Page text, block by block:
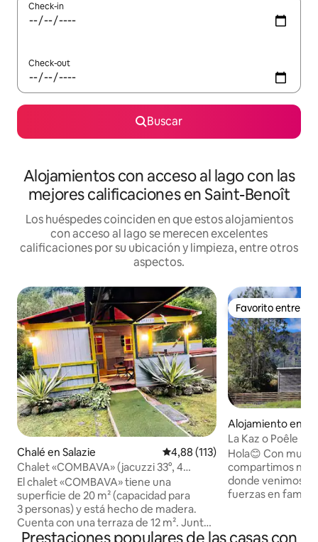
Check-in
Check-out
Buscar
Alojamientos con acceso al lago con las
mejores calificaciones en Saint-Benoît
Los huéspedes coinciden en que estos alojamientos
con acceso al lago se merecen excelentes
calificaciones por su ubicación y limpieza, entre otros
aspectos.
Chalé en Salazie Calificación promedio: 4,88 de
4,88 (113)
Chalet «COMBAVA» (jacuzzi 33°, 4
plazas).
El chalet «COMBAVA» tiene una
superficie de 20 m² (capacidad para
3 personas) y está hecho de madera.
Cuenta con una terraza de 12 m². Junto
a su casa y a su disposición, un jacuzzi
Favorito entre
Favorito entre
Alojamiento en
La Kaz o Poêle
Hola😊 Con
compartimos
donde venimos
fuerzas en
árboles). Venga a